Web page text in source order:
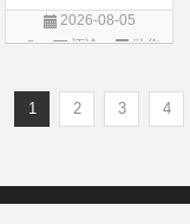
产 地: 美国◎
类 别: 西部◎
10(美国)◎IMDb评分
2026-08-05
评论
动作
1 2 3 4